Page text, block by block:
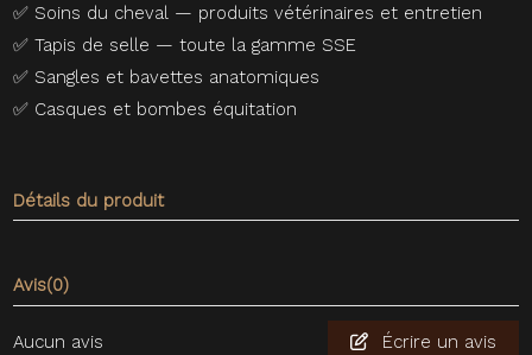
✅ Soins du cheval — produits vétérinaires et entretien
✅Tapis de selle — toute la gamme SSE
✅ Sangles et bavettes anatomiques
✅ Casques et bombes équitation
Détails du produit
Avis(0)
Aucun avis Écrire un avis